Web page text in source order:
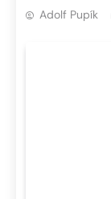
Adolf Pupík